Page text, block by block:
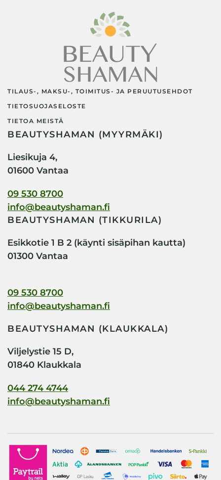
TILAUS-, MAKSU-, TOIMITUS- JA PERUUTUSEHDOT
TIETOSUOJASELOSTE
TIETOA MEISTÄ
BEAUTYSHAMAN (MYYRMÄKI)
Liesikuja 4,
01600 Vantaa
09 530 8700
info@beautyshaman.fi
BEAUTYSHAMAN (TIKKURILA)
Esikkotie 1 B 2 (käynti sisäpihan kautta)
01300 Vantaa
09 530 8700
info@beautyshaman.fi
BEAUTYSHAMAN (KLAUKKALA)
Viljelystie 15 D,
01840 Klaukkala
044 274 4744
info@beautyshaman.fi